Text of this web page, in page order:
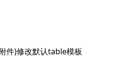
件)修改默认table模板